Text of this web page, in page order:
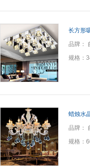
长方形
品牌：
规格：
蜡烛水
品牌：
规格：